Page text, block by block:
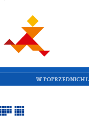
W POPRZEDNICH